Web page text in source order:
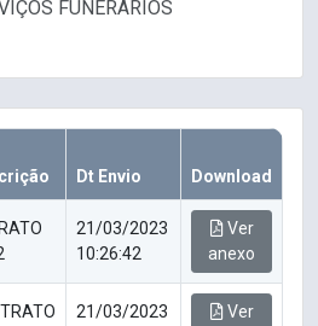
FUNERÁRIOS
Dt Envio Download
21/03/2023
10:26:42
Ver
anexo
21/03/2023
Ver